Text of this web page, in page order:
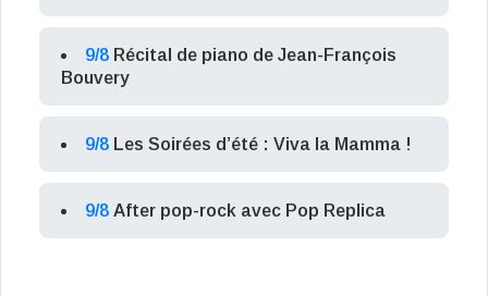
9/8 Récital de piano de Jean-François
Bouvery
9/8 Les Soirées d’été : Viva la Mamma !
9/8 After pop-rock avec Pop Replica